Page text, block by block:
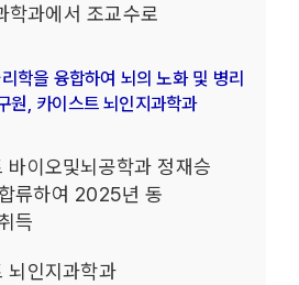
학과에서 조교수로
학을 융합하여 뇌의 노화 및 병리
원, 카이스트 뇌인지과학과
이오및뇌공학과 정재승
류하여 2025년 동
득
인지과학과